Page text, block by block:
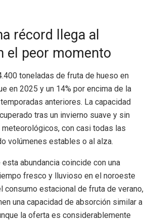
récord llega al
el peor momento
toneladas de fruta de hueso en
en 2025 y un 14% por encima de la
anteriores. La capacidad
tras un invierno suave y sin
con casi todas las
volúmenes estables o al alza.
abundancia coincide con una
fresco y lluvioso en el noroeste
consumo estacional de fruta de verano,
una capacidad de absorción similar a
la oferta es considerablemente